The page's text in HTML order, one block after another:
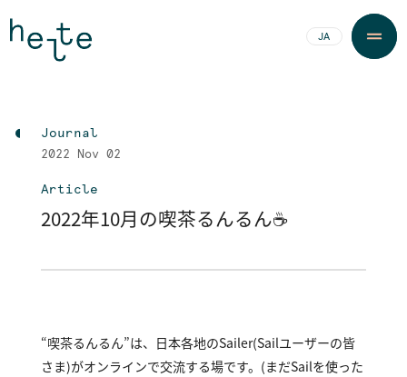
JA
Journal
2022 Nov 02
Article
2022年10月の喫茶るんるん☕
“喫茶るんるん”は、日本各地のSailer（Sailユーザーの皆
さま）がオンラインで交流する場です。(まだSailを使った